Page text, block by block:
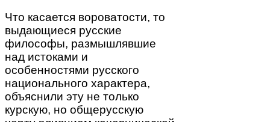
Что касается вороватости, то
выдающиеся русские
философы, размышлявшие
над истоками и
особенностями русского
национального характера,
объяснили эту не только
курскую, но общерусскую